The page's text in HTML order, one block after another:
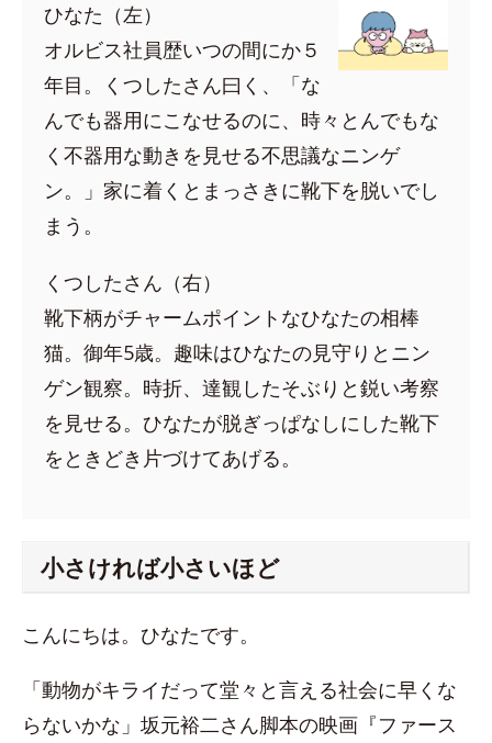
ひなた（左）
オルビス社員歴いつの間にか５
年目。くつしたさん曰く、「な
んでも器用にこなせるのに、時々とんでもな
く不器用な動きを見せる不思議なニンゲ
ン。」家に着くとまっさきに靴下を脱いでし
まう。
くつしたさん（右）
靴下柄がチャームポイントなひなたの相棒
猫。御年5歳。趣味はひなたの見守りとニン
ゲン観察。時折、達観したそぶりと鋭い考察
を見せる。ひなたが脱ぎっぱなしにした靴下
をときどき片づけてあげる。
小さければ小さいほど
こんにちは。ひなたです。
「動物がキライだって堂々と言える社会に早くな
らないかな」坂元裕二さん脚本の映画『ファース